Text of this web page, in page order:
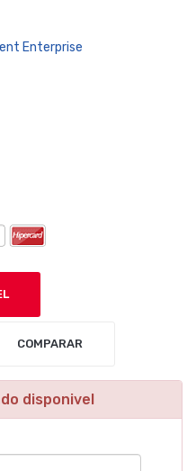
Enterprise
COMPARAR
disponivel